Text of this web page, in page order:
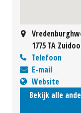
1775 TA
Telefoon
E-mail
Website
Bekijk alle